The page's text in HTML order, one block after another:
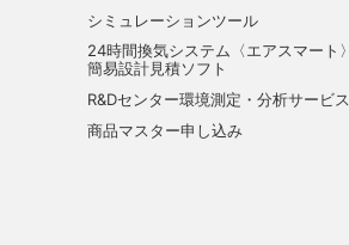
シミュレーションツール
24時間換気システム〈エアスマート〉
簡易設計見積ソフト
R&Dセンター環境測定・分析サービス
商品マスター申し込み